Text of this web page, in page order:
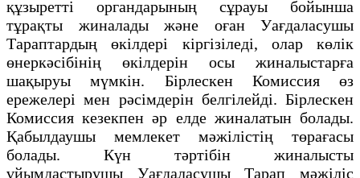
құзыреттi органдарының сұрауы бойынша
тұрақты жиналады және оған Уағдаласушы
Тараптардың өкiлдерi кiргiзiледi, олар көлiк
өнеркәсiбiнiң өкілдерiн осы жиналыстарға
шақыруы мүмкiн. Бiрлескен Комиссия өз
ережелерi мен рәсiмдерiн белгілейдi. Бiрлескен
Комиссия кезекпен әр елде жиналатын болады.
Қабылдаушы мемлекет мәжілiстің төрағасы
болады. Күн тәртiбiн жиналысты
ұйымдастырушы Уағдаласушы Тарап мәжiлiс